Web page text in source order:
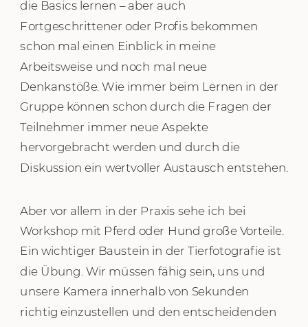
die Basics lernen – aber auch
Fortgeschrittener oder Profis bekommen
schon mal einen Einblick in meine
Arbeitsweise und noch mal neue
Denkanstöße. Wie immer beim Lernen in der
Gruppe können schon durch die Fragen der
Teilnehmer immer neue Aspekte
hervorgebracht werden und durch die
Diskussion ein wertvoller Austausch entstehen.
Aber vor allem in der Praxis sehe ich bei
Workshop mit Pferd oder Hund große Vorteile.
Ein wichtiger Baustein in der Tierfotografie ist
die Übung. Wir müssen fähig sein, uns und
unsere Kamera innerhalb von Sekunden
richtig einzustellen und den entscheidenden